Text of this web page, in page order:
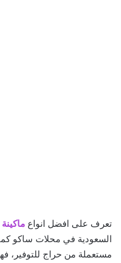
تعرف على افضل انواع
السعودية في محلات ساكو
مستعملة من حراج للتوفير،